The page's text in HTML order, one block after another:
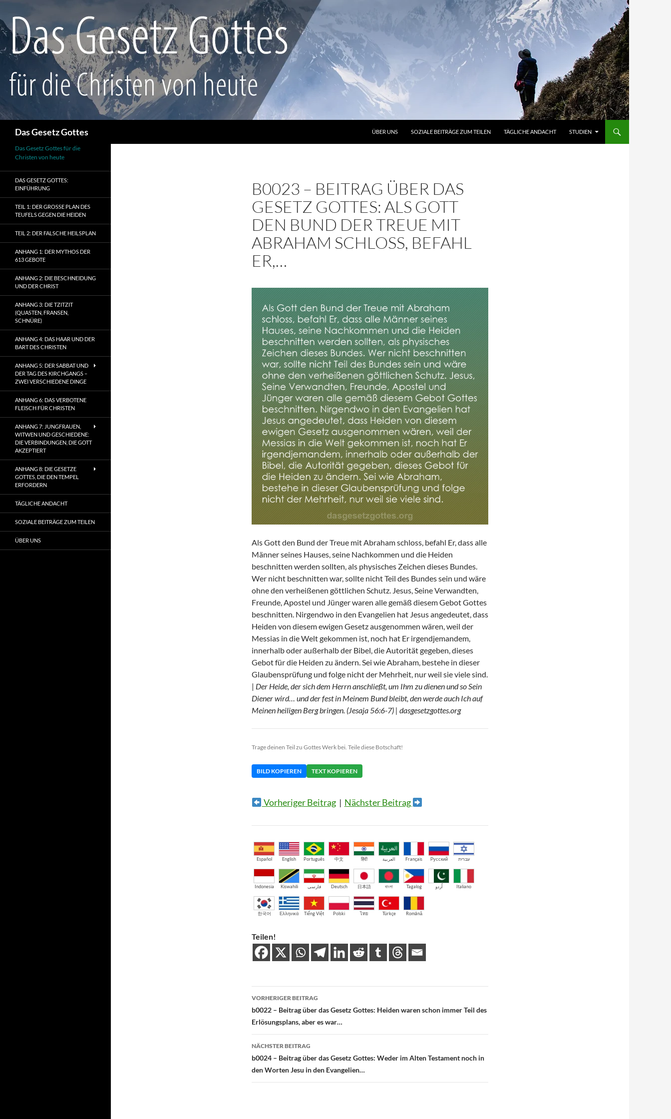
Das Gesetz Gottes
ÜBER UNS
SOZIALE BEITRÄGE ZUM TEILEN TÄGLICHE ANDACHT STUDIEN
B0023 – BEITRAG ÜBER DAS
GESETZ GOTTES: ALS GOTT
DEN BUND DER TREUE MIT
ABRAHAM SCHLOSS, BEFAHL
ER,…
Als Gott den Bund der Treue mit Abraham schloss, befahl Er, dass alle
Männer seines Hauses, seine Nachkommen und die Heiden
beschnitten werden sollten, als physisches Zeichen dieses Bundes.
Wer nicht beschnitten war, sollte nicht Teil des Bundes sein und wäre
ohne den verheißenen göttlichen Schutz. Jesus, Seine Verwandten,
Freunde, Apostel und Jünger waren alle gemäß diesem Gebot Gottes
beschnitten. Nirgendwo in den Evangelien hat Jesus angedeutet, dass
Heiden von diesem ewigen Gesetz ausgenommen wären, weil der
Messias in die Welt gekommen ist, noch hat Er irgendjemandem,
innerhalb oder außerhalb der Bibel, die Autorität gegeben, dieses
Gebot für die Heiden zu ändern. Sei wie Abraham, bestehe in dieser
Glaubensprüfung und folge nicht der Mehrheit, nur weil sie viele sind.
| Der Heide, der sich dem Herrn anschließt, um Ihm zu dienen und so Sein
Diener wird… und der fest in Meinem Bund bleibt, den werde auch Ich auf
Meinen heiligen Berg bringen. (Jesaja 56:6-7) | dasgesetzgottes.org
Trage deinen Teil zu Gottes Werk bei. Teile diese Botschaft!
BILD KOPIEREN TEXT KOPIEREN
Vorheriger Beitrag| Nächster Beitrag
Español English Português 中文 हिंदी العربية Français Русский עברית
Indonesia Kiswahili فارسی Deutsch 日本語 বাংলা Tagalog اُردو Italiano
한국어 Ελληνικά Tiếng Việt Polski ไทย Türkçe Română
Teilen!
Beitragsnavigation
VORHERIGER BEITRAG
b0022 – Beitrag über das Gesetz Gottes: Heiden waren schon immer Teil des
Erlösungsplans, aber es war…
NÄCHSTER BEITRAG
b0024 – Beitrag über das Gesetz Gottes: Weder im Alten Testament noch in
den Worten Jesu in den Evangelien…
Das Gesetz Gottes für die
Christen von heute
DAS GESETZ GOTTES:
EINFÜHRUNG
TEIL 1: DER GROSSE PLAN DES T
EUFELS GEGEN DIE HEIDEN
TEIL 2: DER FALSCHE HEILSPLAN
ANHANG 1: DER MYTHOS DER
613 GEBOTE
ANHANG 2: DIE BESCHNEIDUNG
UND DER CHRIST
ANHANG 3: DIE TZITZIT
(QUASTEN, FRANSEN,
SCHNÜRE)
ANHANG 4: DAS HAAR UND DER
BART DES CHRISTEN
ANHANG 5: DER SABBAT UND
DER TAG DES KIRCHGANGS –
ZWEI VERSCHIEDENE DINGE
ANHANG 6: DAS VERBOTENE
FLEISCH FÜR CHRISTEN
ANHANG 7: JUNGFRAUEN,
WITWEN UND GESCHIEDENE:
DIE VERBINDUNGEN, DIE GOTT
AKZEPTIERT
ANHANG 8: DIE GESETZE
GOTTES, DIE DEN TEMPEL
ERFORDERN
TÄGLICHE ANDACHT
SOZIALE BEITRÄGE ZUM TEILEN
ÜBER UNS